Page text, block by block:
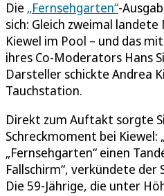
Die „Fernsehgarten“-
sich: Gleich zweimal
Kiewel im Pool – und das
ihres Co-Moderators Hans
Darsteller schickte Andrea
Tauchstation.
Direkt zum Auftakt sorgte
Schreckmoment bei Kiewel:
„Fernsehgarten“ einen
Fallschirm“, verkündete der
Die 59-Jährige, die unter